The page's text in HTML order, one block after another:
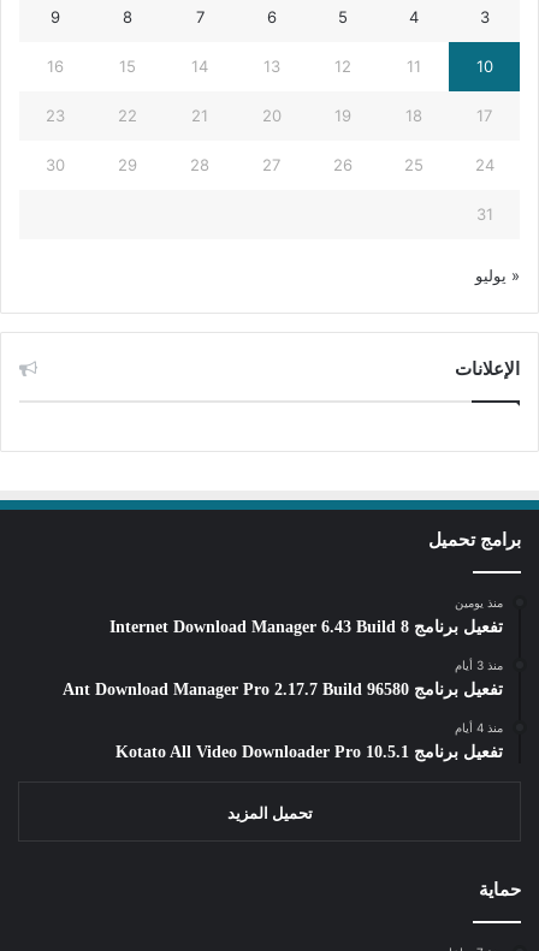
3
4
5
6
7
8
9
10
11
12
13
14
15
16
17
18
19
20
21
22
23
24
25
26
27
28
29
30
31
« يوليو
الإعلانات
برامج تحميل
منذ يومين
تفعيل برنامج Internet Download Manager 6.43 Build 8
منذ 3 أيام
تفعيل برنامج Ant Download Manager Pro 2.17.7 Build 96580
منذ 4 أيام
تفعيل برنامج Kotato All Video Downloader Pro 10.5.1
تحميل المزيد
حماية